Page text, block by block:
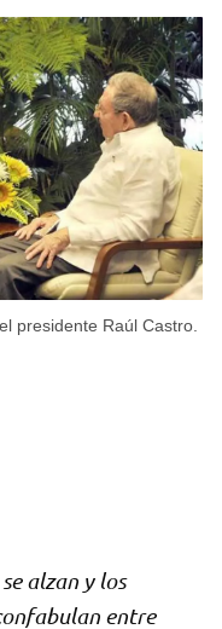
presidente Raúl Castro.
alzan y los
entre